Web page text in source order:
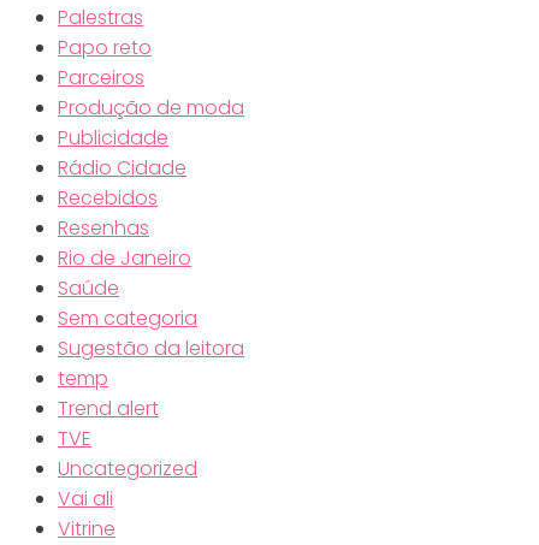
Palestras
Papo reto
Parceiros
Produção de moda
Publicidade
Rádio Cidade
Recebidos
Resenhas
Rio de Janeiro
Saúde
Sem categoria
Sugestão da leitora
temp
Trend alert
TVE
Uncategorized
Vai ali
Vitrine